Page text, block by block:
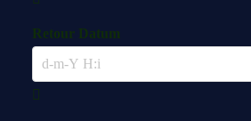
Retour Datum